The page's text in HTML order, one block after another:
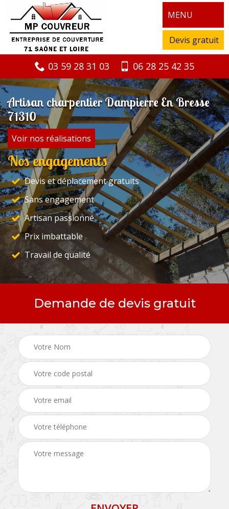
MENU
Devis gratuit
03 59 28 31 03 06 28 25 42 35
Artisan charpentier Dampierre En Bresse
71310
Voir nos réalisations
Nos engagements
Devis et déplacement gratuits
Sans engagement
Artisan passionné
Prix imbattable
Travail de qualité
Demande de devis gratuit